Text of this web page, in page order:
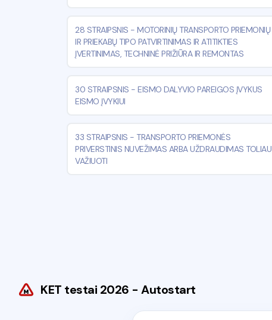
28 STRAIPSNIS - MOTORINIŲ TRANSPORTO PRIEMONIŲ
IR PRIEKABŲ TIPO PATVIRTINIMAS IR ATITIKTIES
ĮVERTINIMAS, TECHNINĖ PRIŽIŪRA IR REMONTAS
30 STRAIPSNIS - EISMO DALYVIO PAREIGOS ĮVYKUS
EISMO ĮVYKIUI
33 STRAIPSNIS - TRANSPORTO PRIEMONĖS
PRIVERSTINIS NUVEŽIMAS ARBA UŽDRAUDIMAS TOLIAU
VAŽIUOTI
KET testai 2026 - Autostart